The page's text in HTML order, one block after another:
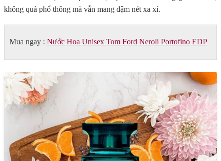
không quá phổ thông mà vẫn mang đậm nét xa xỉ.
Mua ngay : Nước Hoa Unisex Tom Ford Neroli Portofino EDP